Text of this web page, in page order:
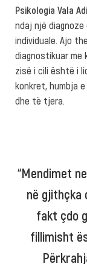
Psikologia Vala
ndaj një
individuale. Ajo
diagnostikuar
zisë i cili është i
konkret, humbja
dhe të tjera.
“Mendimet
në gjithçka
fakt çdo
fillimisht